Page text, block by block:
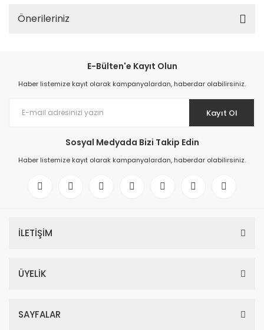
Önerileriniz
E-Bülten'e Kayıt Olun
Haber listemize kayıt olarak kampanyalardan, haberdar olabilirsiniz.
Kayıt Ol
Sosyal Medyada Bizi Takip Edin
Haber listemize kayıt olarak kampanyalardan, haberdar olabilirsiniz.
İLETİŞİM
ÜYELİK
SAYFALAR